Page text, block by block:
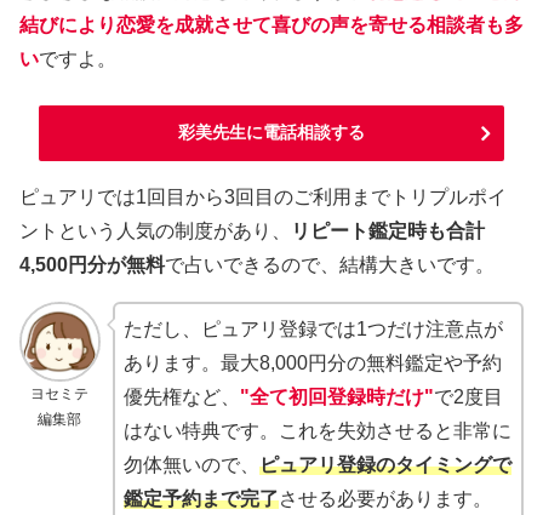
結びにより恋愛を成就させて喜びの声を寄せる相談者も多
いですよ。
彩美先生に電話相談する
ピュアリでは1回目から3回目のご利用までトリプルポイ
ントという人気の制度があり、
リピート鑑定時も合計
4,500円分が無料で占いできるので、結構大きいです。
ヨセミテ
編集部
ただし、ピュアリ登録では1つだけ注意点が
あります。最大8,000円分の無料鑑定や予約
優先権など、 "全て初回登録時だけ"で2度目
はない特典です。これを失効させると非常に
勿体無いので、 ピュアリ登録のタイミングで
鑑定予約まで完了させる必要があります。